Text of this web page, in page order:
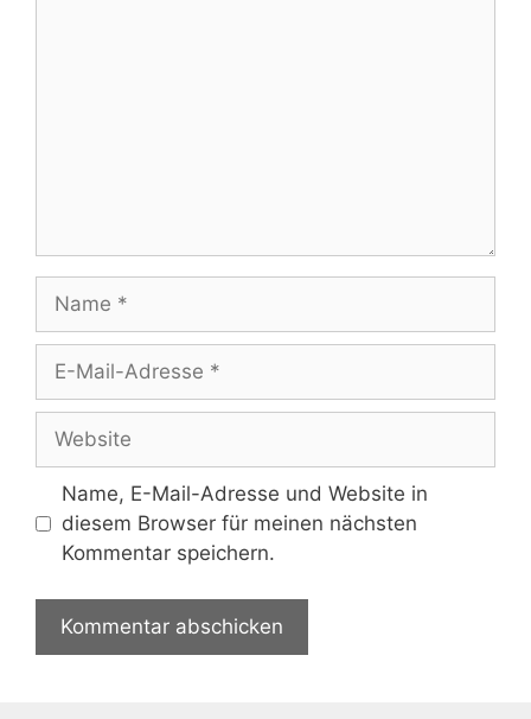
Name
Adresse
Website
Name, E-Mail-Adresse und Website in
diesem Browser für meinen nächsten
Kommentar speichern.